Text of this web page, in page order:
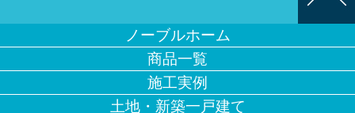
ノーブルホーム
商品一覧
施工実例
土地・新築一戸建て